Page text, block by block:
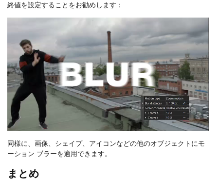
終値を設定することをお勧めします：
同様に、画像、シェイプ、アイコンなどの他のオブジェクトにモ
ーション ブラーを適用できます。
まとめ